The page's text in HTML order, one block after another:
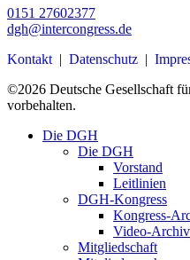
0151 27602377
dgh@intercongress.de
Kontakt | Datenschutz |
©2026 Deutsche Gesellschaft
vorbehalten.
Close
Die DGH
Die DGH
Vorstand
Leitlinien
DGH-Kongress
Kongress-
Video-Archiv
Mitgliedschaft